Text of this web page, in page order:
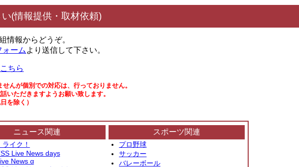
(情報提供・取材依頼)
情報からどうぞ。
ォーム より送信して下さい。
ちら
んが個別での対応は、行っておりません。
ただきますようお願い致します。
を除く）
ニュース関連
ライク！
Live News days
News α
スポーツ関連
プロ野球
サッカー
バレーボール